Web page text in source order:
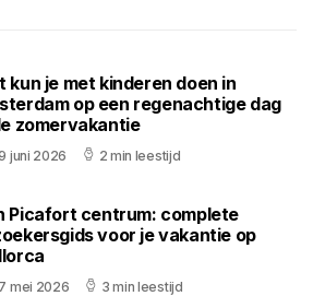
kun je met kinderen doen in
op een regenachtige dag
zomervakantie
juni 2026 2 min leestijd
Picafort centrum: complete
voor je vakantie op
mei 2026 3 min leestijd